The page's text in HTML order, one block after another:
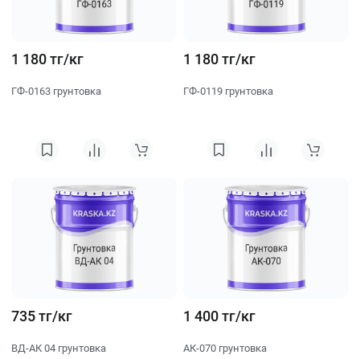
1 180 тг/кг
ГФ-0163 грунтовка
1 180 тг/кг
ГФ-0119 грунтовка
735 тг/кг
ВД-АК 04 грунтовка
1 400 тг/кг
АК-070 грунтовка